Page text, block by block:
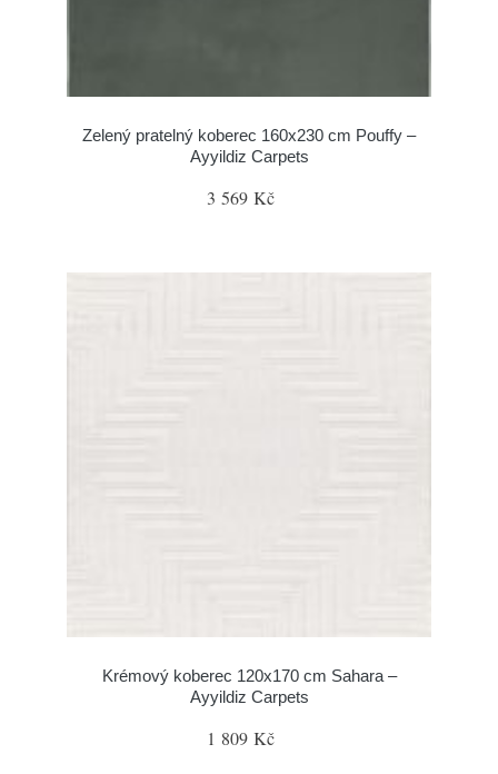
Zelený pratelný koberec 160x230 cm Pouffy –
Ayyildiz Carpets
3 569 Kč
Krémový koberec 120x170 cm Sahara –
Ayyildiz Carpets
1 809 Kč